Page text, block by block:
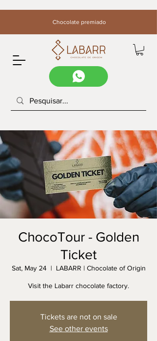
Chocolate premiado
ChocoTour - Golden
Ticket
Sat, May 24
  |
LABARR | Chocolate of Origin
Visit the Labarr chocolate factory.
Tickets are not on sale
See other events